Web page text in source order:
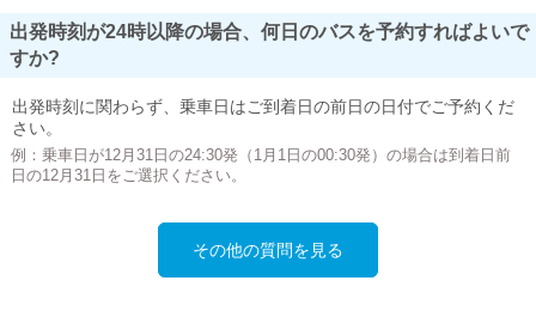
出発時刻が24時以降の場合、何日のバスを予約すればよいで
すか?
出発時刻に関わらず、乗車日はご到着日の前日の日付でご予約くだ
さい。
例：乗車日が12月31日の24:30発（1月1日の00:30発）の場合は到着日前
日の12月31日をご選択ください。
その他の質問を見る